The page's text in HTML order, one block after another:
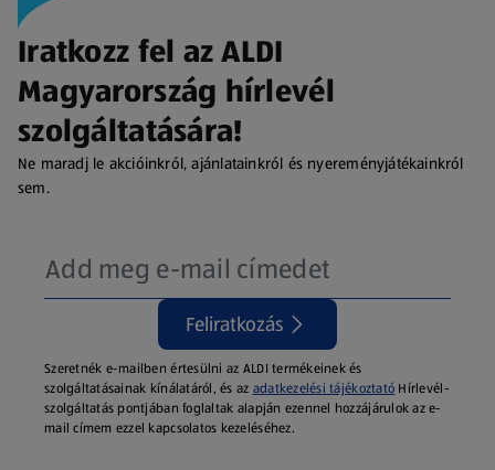
Iratkozz fel az ALDI
Magyarország hírlevél
szolgáltatására!
Ne maradj le akcióinkról, ajánlatainkról és nyereményjátékainkról
sem.
Feliratkozás
Szeretnék e-mailben értesülni az ALDI termékeinek és
szolgáltatásainak kínálatáról, és az adatkezelési tájékoztató Hírlevél-
szolgáltatás pontjában foglaltak alapján ezennel hozzájárulok az e-
mail címem ezzel kapcsolatos kezeléséhez.